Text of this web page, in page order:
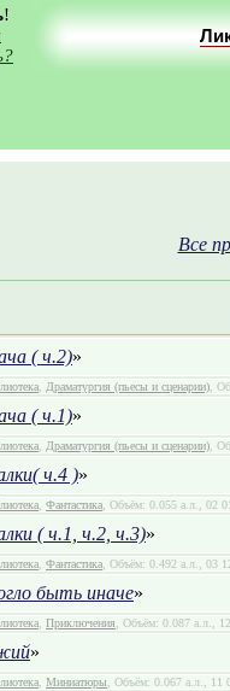
!
Все
( ч.2)»
, Драматургия (пьесы и сценарии),
( ч.1)»
, Драматургия (пьесы и сценарии),
ч.4 )»
, Фантастика, Объём: 0.055 а.л., 02
( ч.1, ч.2, ч.3)»
, Фантастика, Объём: 0.492 а.л., 03
быть иначе»
, Приключения, Объём: 0.087 а.л.,
»
, Миниатюры, Объём: 0.067 а.л., 11